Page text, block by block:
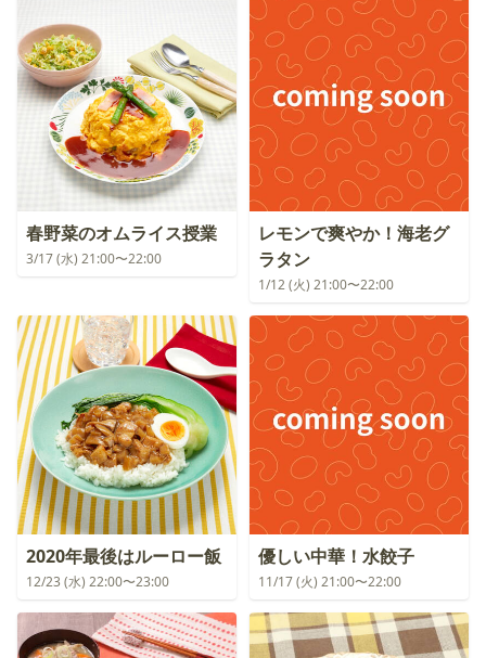
春野菜のオムライス授業
3/17 (水) 21:00〜22:00
レモンで爽やか！海老グ
ラタン
1/12 (火) 21:00〜22:00
2020年最後はルーロー飯
12/23 (水) 22:00〜23:00
優しい中華！水餃子
11/17 (火) 21:00〜22:00